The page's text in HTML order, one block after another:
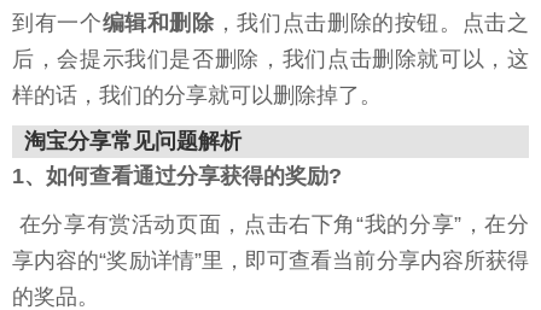
到有一个编辑和删除，我们点击删除的按钮。点击之
后，会提示我们是否删除，我们点击删除就可以，这
样的话，我们的分享就可以删除掉了。
淘宝分享常见问题解析
1、如何查看通过分享获得的奖励?
在分享有赏活动页面，点击右下角“我的分享”，在分
享内容的“奖励详情”里，即可查看当前分享内容所获得
的奖品。